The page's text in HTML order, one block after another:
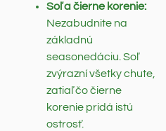
Soľ a čierne korenie:
Nezabudnite na
základnú
seasonedáciu. Soľ
zvýrazní všetky chute,
zatiaľ čo čierne
korenie pridá istú
ostrosť.